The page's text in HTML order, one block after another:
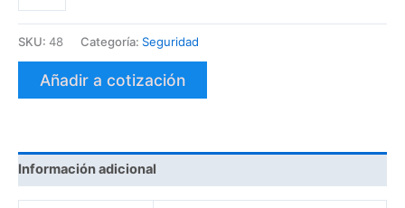
SKU: 48 Categoría: Seguridad
Añadir a cotización
Información adicional